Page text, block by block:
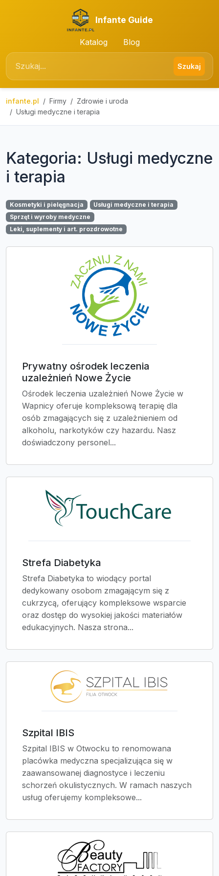
Infante Guide
Katalog Blog
Szukaj
infante.pl Firmy
Zdrowie i uroda
Usługi medyczne i terapia
Kategoria: Usługi medyczne
i terapia
Kosmetyki i pielęgnacja
Usługi medyczne i terapia
Sprzęt i wyroby medyczne
Leki, suplementy i art. prozdrowotne
Prywatny ośrodek leczenia
uzależnień Nowe Życie
Ośrodek leczenia uzależnień Nowe Życie w
Wapnicy oferuje kompleksową terapię dla
osób zmagających się z uzależnieniem od
alkoholu, narkotyków czy hazardu. Nasz
doświadczony personel...
Strefa Diabetyka
Strefa Diabetyka to wiodący portal
dedykowany osobom zmagającym się z
cukrzycą, oferujący kompleksowe wsparcie
oraz dostęp do wysokiej jakości materiałów
edukacyjnych. Nasza strona...
Szpital IBIS
Szpital IBIS w Otwocku to renomowana
placówka medyczna specjalizująca się w
zaawansowanej diagnostyce i leczeniu
schorzeń okulistycznych. W ramach naszych
usług oferujemy kompleksowe...